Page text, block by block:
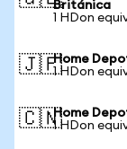
Británica
1 HDon
🇯🇵Home
1 HDon
🇨🇳Home
1 HDon